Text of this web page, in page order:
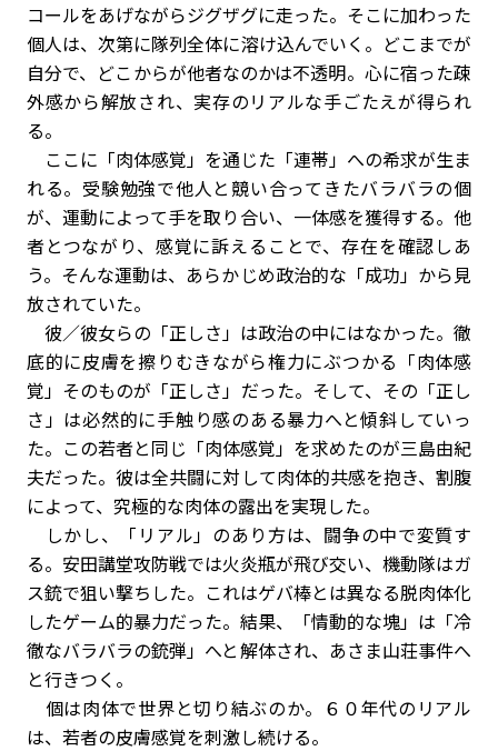
コールをあげながらジグザグに走った。そこに加わった
個人は、次第に隊列全体に溶け込んでいく。どこまでが
自分で、どこからが他者なのかは不透明。心に宿った疎
外感から解放され、実存のリアルな手ごたえが得られ
る。
ここに「肉体感覚」を通じた「連帯」への希求が生ま
れる。受験勉強で他人と競い合ってきたバラバラの個
が、運動によって手を取り合い、一体感を獲得する。他
者とつながり、感覚に訴えることで、存在を確認しあ
う。そんな運動は、あらかじめ政治的な「成功」から見
放されていた。
彼／彼女らの「正しさ」は政治の中にはなかった。徹
底的に皮膚を擦りむきながら権力にぶつかる「肉体感
覚」そのものが「正しさ」だった。そして、その「正し
さ」は必然的に手触り感のある暴力へと傾斜していっ
た。この若者と同じ「肉体感覚」を求めたのが三島由紀
夫だった。彼は全共闘に対して肉体的共感を抱き、割腹
によって、究極的な肉体の露出を実現した。
しかし、「リアル」のあり方は、闘争の中で変質す
る。安田講堂攻防戦では火炎瓶が飛び交い、機動隊はガ
ス銃で狙い撃ちした。これはゲバ棒とは異なる脱肉体化
したゲーム的暴力だった。結果、「情動的な塊」は「冷
徹なバラバラの銃弾」へと解体され、あさま山荘事件へ
と行きつく。
個は肉体で世界と切り結ぶのか。６０年代のリアル
は、若者の皮膚感覚を刺激し続ける。